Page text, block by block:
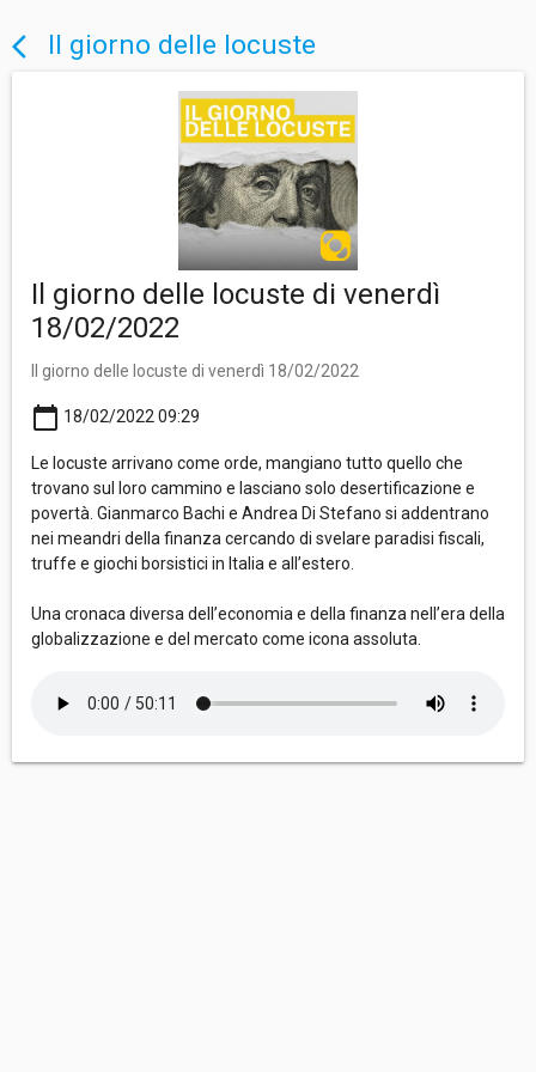
arrow_back_ios Il giorno delle locuste
Il giorno delle locuste di venerdì
18/02/2022
Il giorno delle locuste di venerdì 18/02/2022
calendar_today 18/02/2022 09:29
Le locuste arrivano come orde, mangiano tutto quello che
trovano sul loro cammino e lasciano solo desertificazione e
povertà. Gianmarco Bachi e Andrea Di Stefano si addentrano
nei meandri della finanza cercando di svelare paradisi fiscali,
truffe e giochi borsistici in Italia e all’estero.
Una cronaca diversa dell’economia e della finanza nell’era della
globalizzazione e del mercato come icona assoluta.